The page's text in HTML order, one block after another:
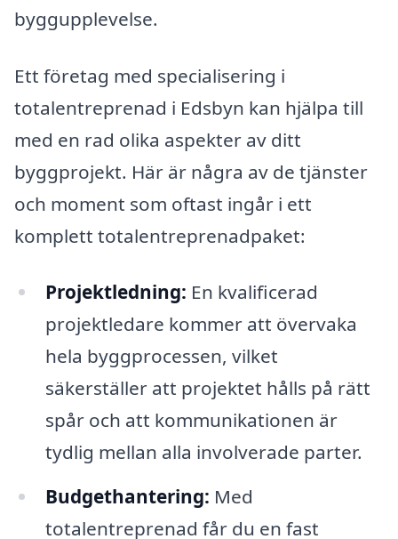
byggupplevelse.
Ett företag med specialisering i
totalentreprenad i Edsbyn kan hjälpa till
med en rad olika aspekter av ditt
byggprojekt. Här är några av de tjänster
och moment som oftast ingår i ett
komplett totalentreprenadpaket:
Projektledning: En kvalificerad
projektledare kommer att övervaka
hela byggprocessen, vilket
säkerställer att projektet hålls på rätt
spår och att kommunikationen är
tydlig mellan alla involverade parter.
Budgethantering: Med
totalentreprenad får du en fast